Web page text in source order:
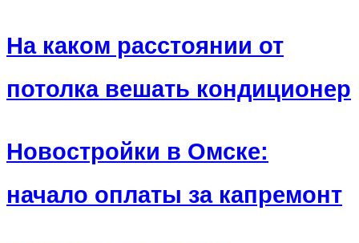
На каком расстоянии от
потолка вешать кондиционер
Новостройки в Омске:
начало оплаты за капремонт